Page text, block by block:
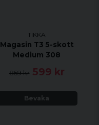
TIKKA
Magasin T3 5-skott
Medium 308
859 kr 599 kr
Bevaka